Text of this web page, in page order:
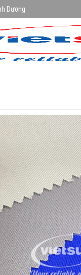
Dương